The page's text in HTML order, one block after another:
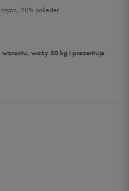
20% poliester
wzrostu, waży 50 kg i prezentuje